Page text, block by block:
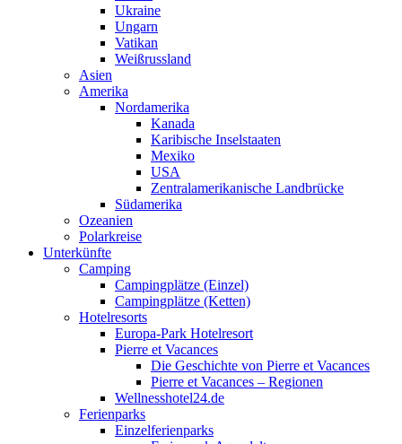
Ukraine
Ungarn
Vatikan
Weißrussland
Asien
Amerika
Nordamerika
Kanada
Karibische Inselstaaten
Mexiko
USA
Zentralamerikanische Landbrücke
Südamerika
Ozeanien
Polarkreise
Unterkünfte
Camping
Campingplätze (Einzel)
Campingplätze (Ketten)
Hotelresorts
Europa-Park Hotelresort
Pierre et Vacances
Die Geschichte von Pierre et Vacances
Pierre et Vacances – Regionen
Wellnesshotel24.de
Ferienparks
Einzelferienparks